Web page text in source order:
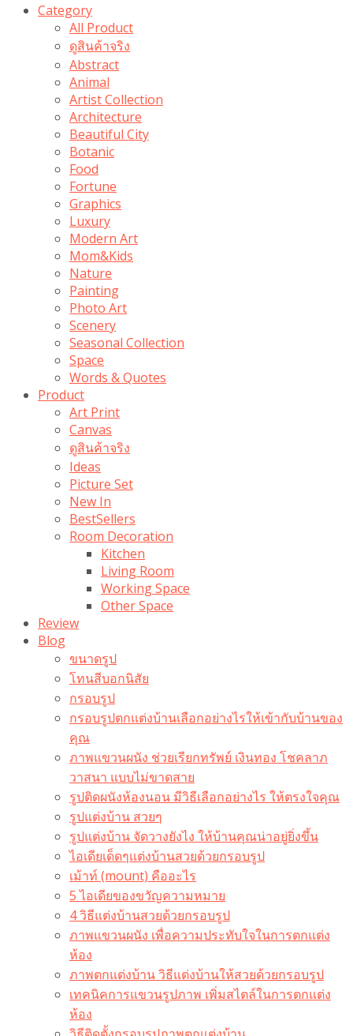
Category
All Product
ดูสินค้าจริง
Abstract
Animal
Artist Collection
Architecture
Beautiful City
Botanic
Food
Fortune
Graphics
Luxury
Modern Art
Mom&Kids
Nature
Painting
Photo Art
Scenery
Seasonal Collection
Space
Words & Quotes
Product
Art Print
Canvas
ดูสินค้าจริง
Ideas
Picture Set
New In
BestSellers
Room Decoration
Kitchen
Living Room
Working Space
Other Space
Review
Blog
ขนาดรูป
โทนสีบอกนิสัย
กรอบรูป
กรอบรูปตกแต่งบ้านเลือกอย่างไรให้เข้ากับบ้านของ
คุณ
ภาพแขวนผนัง ช่วยเรียกทรัพย์ เงินทอง โชคลาภ
วาสนา แบบไม่ขาดสาย
รูปติดผนังห้องนอน มีวิธีเลือกอย่างไร ให้ตรงใจคุณ
รูปแต่งบ้าน สวยๆ
รูปแต่งบ้าน จัดวางยังไง ให้บ้านคุณน่าอยู่ยิ่งขึ้น
ไอเดียเด็ดๆแต่งบ้านสวยด้วยกรอบรูป
เม้าท์ (mount) คืออะไร​
5 ไอเดียของขวัญความหมาย
4 วิธีแต่งบ้านสวยด้วยกรอบรูป
ภาพแขวนผนัง เพื่อความประทับใจในการตกแต่ง
ห้อง
ภาพตกแต่งบ้าน วิธีแต่งบ้านให้สวยด้วยกรอบรูป
เทคนิคการแขวนรูปภาพ เพิ่มสไตล์ในการตกแต่ง
ห้อง